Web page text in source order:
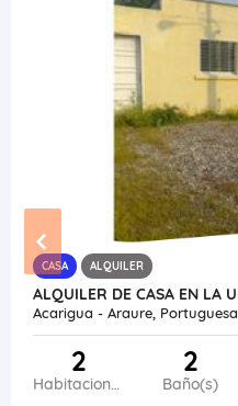
CASA ALQUILER
Acarigua - Araure, Portuguesa
2
Habitaciones
2
Baño(s)